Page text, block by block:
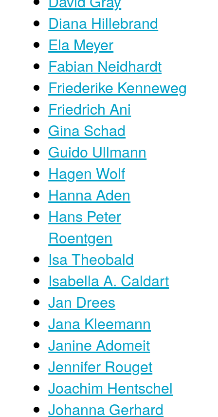
Diana Hillebrand
Ela Meyer
Fabian Neidhardt
Friederike Kenneweg
Friedrich Ani
Gina Schad
Guido Ullmann
Hagen Wolf
Hanna Aden
Hans Peter
Roentgen
Isa Theobald
Isabella A. Caldart
Jan Drees
Jana Kleemann
Janine Adomeit
Jennifer Rouget
Joachim Hentschel
Johanna Gerhard